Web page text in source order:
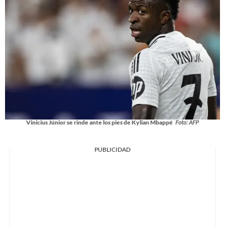
Vinicius Júnior se rinde ante los pies de Kylian Mbappé Foto: AFP
PUBLICIDAD